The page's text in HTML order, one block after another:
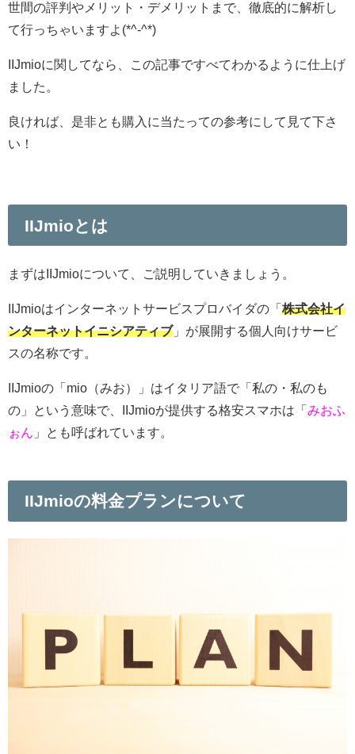
世間の評判やメリット・デメリットまで、徹底的に解析し
て行っちゃいますよ(*^-^*)
IIJmioに関してなら、この記事ですべてわかるように仕上げ
ました。
良ければ、是非とも購入に当たっての参考にして見て下さ
い！
IIJmioとは
まずはIIJmioについて、ご説明していきましょう。
IIJmioはインターネットサービスプロバイダの「 株式会社イ
ンターネットイニシアティブ」が展開する個人向けサービ
スの名称です。
IIJmioの「mio（みお）」はイタリア語で「私の・私のも
の」という意味で、IIJmioが提供する格安スマホは「 みおふ
ぉん
」とも呼ばれています。
IIJmioの料金プランについて